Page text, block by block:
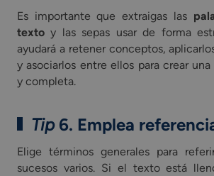
Es importante que extraigas las
texto y las sepas usar de forma
ayudará a retener conceptos,
y asociarlos entre ellos para crear
y completa.
Tip 6. Emplea
Elige términos generales para
sucesos varios. Si el texto está